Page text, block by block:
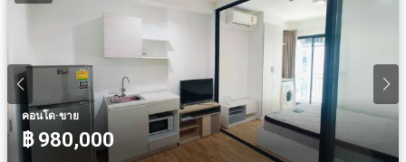
คอนโด·ขาย
฿ 980,000